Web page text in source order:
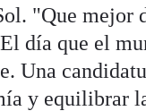
"Que mejor
día que el
Una
y equilibrar